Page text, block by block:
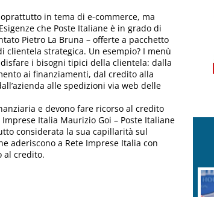
in tema di e-commerce, ma
che Poste Italiane è in grado di
Pietro La Bruna – offerte a pacchetto
strategica. Un esempio? I menù
i bisogni tipici della clientela: dalla
ai finanziamenti, dal credito alla
alle spedizioni via web delle
e devono fare ricorso al credito
Italia Maurizio Goi – Poste Italiane
considerata la sua capillarità sul
aderiscono a Rete Imprese Italia con
al credito.